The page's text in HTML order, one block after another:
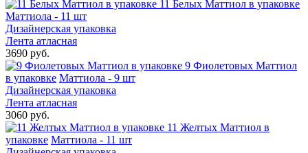
11 Белых Маттиол в упаковке
Маттиола - 11 шт
Дизайнерская упаковка
Лента атласная
3690 руб.
9 Фиолетовых Маттиол
в упаковке Маттиола - 9 шт
Дизайнерская упаковка
Лента атласная
3060 руб.
11 Желтых Маттиол в
упаковке Маттиола - 11 шт